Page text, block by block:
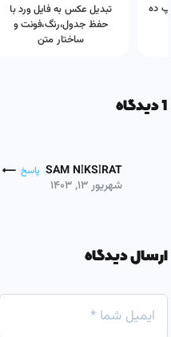
ده
تبدیل عکس به فایل ورد با
حفظ جدول،رنگ،فونت و
ساختار متن
1 دیدگاه
SAM NIKSIRAT پاسخ
شهریور ۱۳, ۱۴۰۳
ارسال دیدگاه